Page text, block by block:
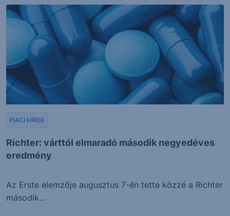
Richter: várttól elmaradó második negyedéves
eredmény
PIACI HÍREK
Az Erste elemzője augusztus 7-én tette közzé a Richter
második...